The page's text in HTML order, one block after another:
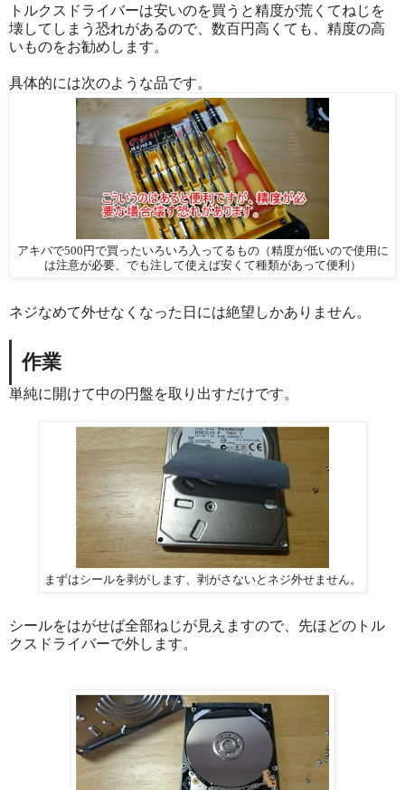
トルクスドライバーは安いのを買うと精度が荒くてねじを
壊してしまう恐れがあるので、数百円高くても、精度の高
いものをお勧めします。
具体的には次のような品です。
アキバで500円で買ったいろいろ入ってるもの（精度が低いので使用に
は注意が必要、でも注して使えば安くて種類があって便利）
ネジなめて外せなくなった日には絶望しかありません。
作業
単純に開けて中の円盤を取り出すだけです。
まずはシールを剥がします、剥がさないとネジ外せません。
シールをはがせば全部ねじが見えますので、先ほどのトル
クスドライバーで外します。